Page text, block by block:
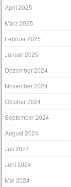
April 2025
März 2025
Februar 2025
Januar 2025
Dezember 2024
November 2024
Oktober 2024
September 2024
August 2024
Juli 2024
Juni 2024
Mai 2024